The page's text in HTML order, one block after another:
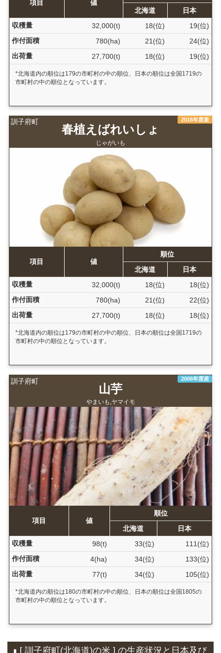
項目 値
北海道
日本
収穫量
32,000(t) 18(位)
19(位)
作付面積
780(ha) 21(位)
24(位)
出荷量
27,700(t) 18(位) 19(位)
*北海道内の順位は179の市町村の中の順位、日本の順位は全国1719の
市町村の中の順位となっています。
訓子府町 2016年度産
春植えばれいしょ
じゃがいも
項目 値
順位
北海道
日本
収穫量
32,000(t) 18(位)
18(位)
作付面積
780(ha) 21(位)
22(位)
出荷量
27,700(t) 18(位) 18(位)
*北海道内の順位は179の市町村の中の順位、日本の順位は全国1719の
市町村の中の順位となっています。
訓子府町 2006年度産
山芋
やまいも,ヤマイモ
項目 値
順位
北海道
日本
収穫量
98(t) 33(位)
111(位)
作付面積
4(ha) 34(位)
133(位)
出荷量
77(t) 34(位) 105(位)
*北海道内の順位は180の市町村の中の順位、日本の順位は全国1805の
市町村の中の順位となっています。
[ 訓子府町(北海道)の米 ] の生産状況と日本及び